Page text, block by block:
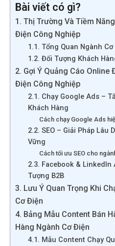
Bài viết có gì?
1. Thị Trường Và Tiềm
Điện Công Nghiệp
1.1. Tổng Quan Ngành
1.2. Đối Tượng Khách
2. Gợi Ý Quảng Cáo Online
Điện Công Nghiệp
2.1. Chạy Google Ads –
Khách Hàng
Cách chạy Google Ads
2.2. SEO – Giải Pháp Lâu
Vững
Cách tối ưu SEO cho
2.3. Facebook &
Tượng B2B
3. Lưu Ý Quan Trọng Khi
Cơ Điện
4. Bảng Mẫu Content Bán
Hàng Ngành Cơ Điện
4.1. Mẫu Content Chạy